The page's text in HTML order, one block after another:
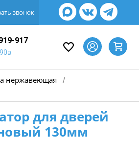
звонок
917
нержавеющая /
для дверей
130мм